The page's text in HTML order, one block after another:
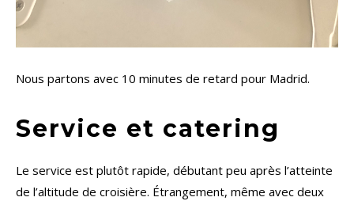
Nous partons avec 10 minutes de retard pour Madrid.
Service et catering
Le service est plutôt rapide, débutant peu après l’atteinte
de l’altitude de croisière. Étrangement, même avec deux